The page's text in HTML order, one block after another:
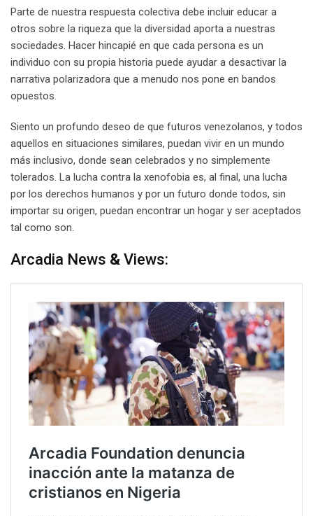
Parte de nuestra respuesta colectiva debe incluir educar a
otros sobre la riqueza que la diversidad aporta a nuestras
sociedades. Hacer hincapié en que cada persona es un
individuo con su propia historia puede ayudar a desactivar la
narrativa polarizadora que a menudo nos pone en bandos
opuestos.
Siento un profundo deseo de que futuros venezolanos, y todos
aquellos en situaciones similares, puedan vivir en un mundo
más inclusivo, donde sean celebrados y no simplemente
tolerados. La lucha contra la xenofobia es, al final, una lucha
por los derechos humanos y por un futuro donde todos, sin
importar su origen, puedan encontrar un hogar y ser aceptados
tal como son.
Arcadia News & Views: